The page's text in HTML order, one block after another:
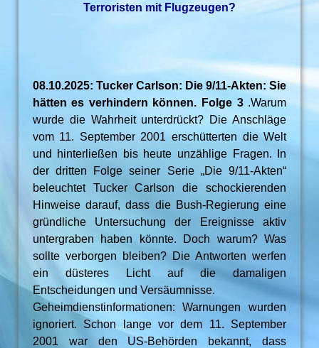
Terroristen mit Flugzeugen?
08.10.2025: Tucker Carlson: Die 9/11-Akten: Sie
hätten es verhindern können. Folge 3.Warum
wurde die Wahrheit unterdrückt? Die Anschläge
vom 11. September 2001 erschütterten die Welt
und hinterließen bis heute unzählige Fragen. In
der dritten Folge seiner Serie „Die 9/11-Akten“
beleuchtet Tucker Carlson die schockierenden
Hinweise darauf, dass die Bush-Regierung eine
gründliche Untersuchung der Ereignisse aktiv
untergraben haben könnte. Doch warum? Was
sollte verborgen bleiben? Die Antworten werfen
ein düsteres Licht auf die damaligen
Entscheidungen und Versäumnisse.
Geheimdienstinformationen: Warnungen wurden
ignoriert. Schon lange vor dem 11. September
2001 war den US-Behörden bekannt, dass